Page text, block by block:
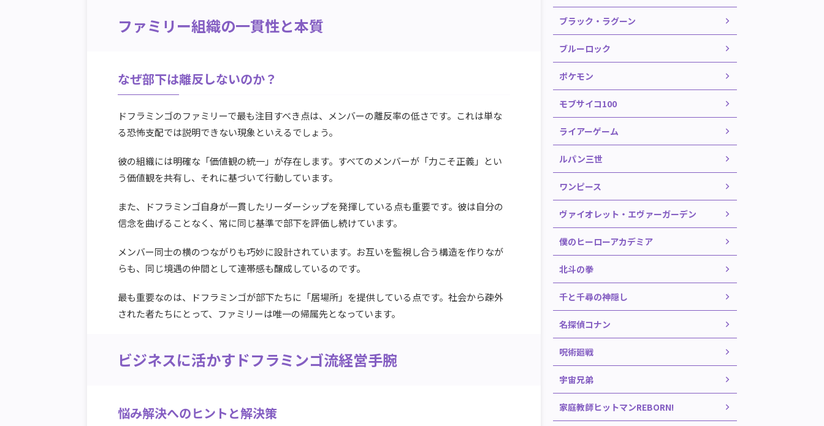
ファミリー組織の一貫性と本質
なぜ部下は離反しないのか？
ドフラミンゴのファミリーで最も注目すべき点は、メンバーの離反率の低さです。これは単な
る恐怖支配では説明できない現象といえるでしょう。
彼の組織には明確な「価値観の統一」が存在します。すべてのメンバーが「力こそ正義」とい
う価値観を共有し、それに基づいて行動しています。
また、ドフラミンゴ自身が一貫したリーダーシップを発揮している点も重要です。彼は自分の
信念を曲げることなく、常に同じ基準で部下を評価し続けています。
メンバー同士の横のつながりも巧妙に設計されています。お互いを監視し合う構造を作りなが
らも、同じ境遇の仲間として連帯感も醸成しているのです。
最も重要なのは、ドフラミンゴが部下たちに「居場所」を提供している点です。社会から疎外
された者たちにとって、ファミリーは唯一の帰属先となっています。
ビジネスに活かすドフラミンゴ流経営手腕
悩み解決へのヒントと解決策
ブラック・ラグーン
ブルーロック
ポケモン
モブサイコ100
ライアーゲーム
ルパン三世
ワンピース
ヴァイオレット・エヴァーガーデン
僕のヒーローアカデミア
北斗の拳
千と千尋の神隠し
名探偵コナン
呪術廻戦
宇宙兄弟
家庭教師ヒットマンREBORN!